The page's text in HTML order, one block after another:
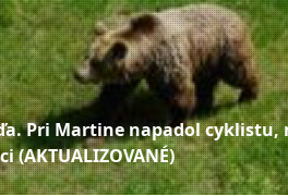
Pri Martine napadol cyklistu,
(AKTUALIZOVANÉ)